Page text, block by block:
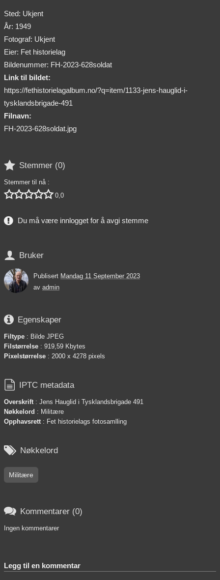
Sted: Ukjent
År: 1949
Fotograf: Ukjent
Eier: Fet historielag
Bildenummer: FH-2023-628soldat
Link til bildet:
https://fethistorielagalbum.no/?q=item/1133-jens-hauglid-i-
tysklandsbrigade-491
Filnavn:
FH-2023-628soldat.jpg
 Stemmer (0)
Stemmer til nå :
 0,0
Du må være innlogget for å avgi stemme
 Bruker
Publisert Mandag 11 September 2023
av admin
 Egenskaper
Filtype : Bilde JPEG
Filstørrelse : 919,59 Kbytes
Pixelstørrelse : 2000 x 4278 pixels
 IPTC metadata
Overskrift: Jens Hauglid i Tysklandsbrigade 491
Nøkkelord : Militære
Opphavsrett: Fet historielags fotosamlling
 Nøkkelord
Militære
 Kommentarer (0)
Ingen kommentarer
Legg til en kommentar